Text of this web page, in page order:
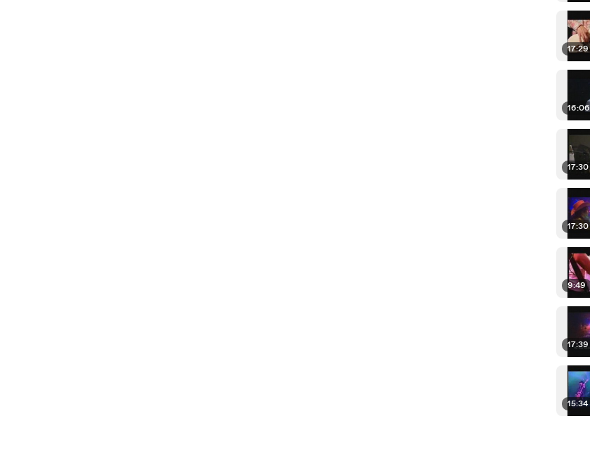
17:29
16:06
17:30
17:30
9:49
17:39
15:34